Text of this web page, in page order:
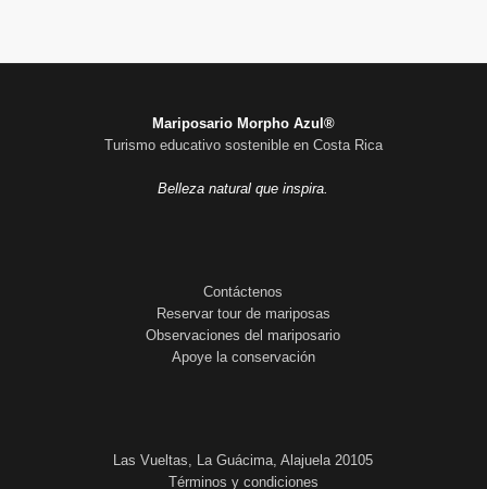
Mariposario Morpho Azul®
Turismo educativo sostenible en Costa Rica
Belleza natural que inspira.
Contáctenos
Reservar tour de mariposas
Observaciones del mariposario
Apoye la conservación
Las Vueltas, La Guácima, Alajuela 20105
Términos y condiciones